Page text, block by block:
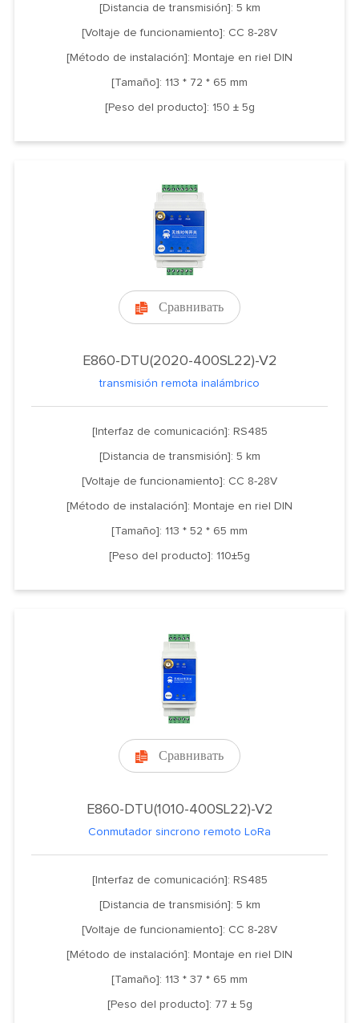
[Distancia de transmisión]: 5 km
[Voltaje de funcionamiento]: CC 8-28V
[Método de instalación]: Montaje en riel DIN
[Tamaño]: 113 * 72 * 65 mm
[Peso del producto]: 150 ± 5g
 Сравнивать
E860-DTU(2020-400SL22)-V2
transmisión remota inalámbrico
[Interfaz de comunicación]: RS485
[Distancia de transmisión]: 5 km
[Voltaje de funcionamiento]: CC 8-28V
[Método de instalación]: Montaje en riel DIN
[Tamaño]: 113 * 52 * 65 mm
[Peso del producto]: 110±5g
 Сравнивать
E860-DTU(1010-400SL22)-V2
Conmutador sincrono remoto LoRa
[Interfaz de comunicación]: RS485
[Distancia de transmisión]: 5 km
[Voltaje de funcionamiento]: CC 8-28V
[Método de instalación]: Montaje en riel DIN
[Tamaño]: 113 * 37 * 65 mm
[Peso del producto]: 77 ± 5g